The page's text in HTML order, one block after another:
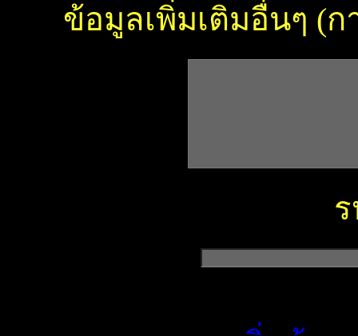
ข้อมูลเพิ่มเติมอื่นๆ (ก